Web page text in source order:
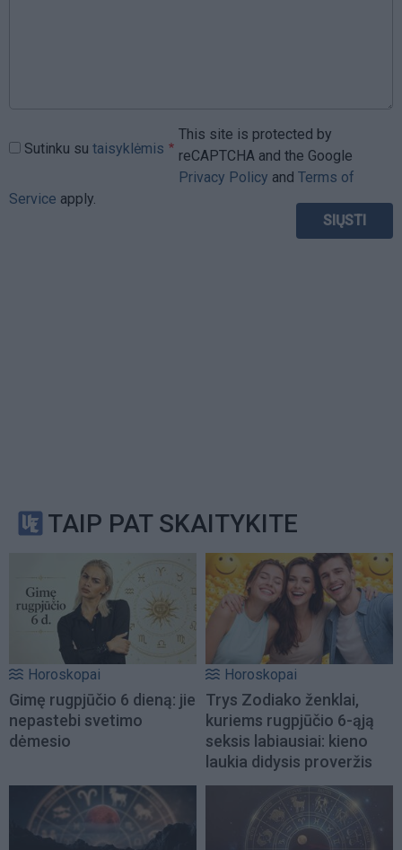
Sutinku su taisyklėmis
This site is protected by
reCAPTCHA and the Google
Privacy Policy and Terms of
Service apply.
TAIP PAT SKAITYKITE
Horoskopai
Gimę rugpjūčio 6 dieną: jie
nepastebi svetimo
dėmesio
Horoskopai
Trys Zodiako ženklai,
kuriems rugpjūčio 6-ąją
seksis labiausiai: kieno
laukia didysis proveržis